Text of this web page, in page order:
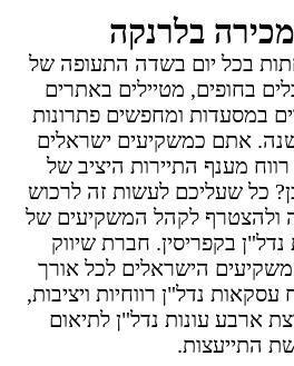
בלרנקה
בכל יום בשדה התעופה של
בחופים, מטיילים באתרים
במסעדות ומחפשים פתרונות
אתם כמשקיעים ישראלים
רווח מענף התיירות היציב של
כל שעליכם לעשות זה לרכוש
ולהצטרף לקהל המשקיעים של
בקפריסין. חברת שיווק
הישראלים לכל אורך
נדל"ן רווחיות ויציבות,
ארבע עונות נדל"ן לתיאום
התייעצות.